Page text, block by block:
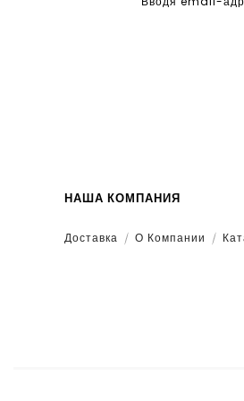
НАША КОМПАНИЯ
Доставка О Компании